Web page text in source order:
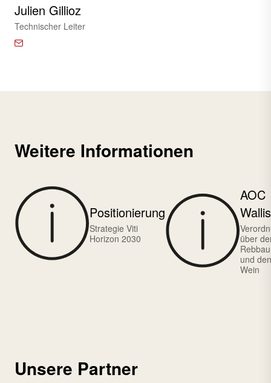
Julien Gillioz
Technischer Leiter
Weitere Informationen
Positionierung
Strategie Viti
Horizon 2030
AOC
Wallis
über
Rebbau
und den
Wein
Unsere Partner